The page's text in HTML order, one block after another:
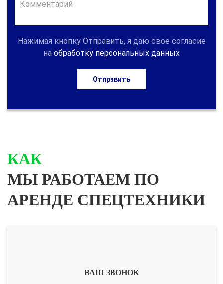
Нажимая кнопку Отправить, я даю свое согласие
на обработку персональных данных
Отправить
КАК
МЫ РАБОТАЕМ ПО
АРЕНДЕ СПЕЦТЕХНИКИ
ВАШ ЗВОНОК